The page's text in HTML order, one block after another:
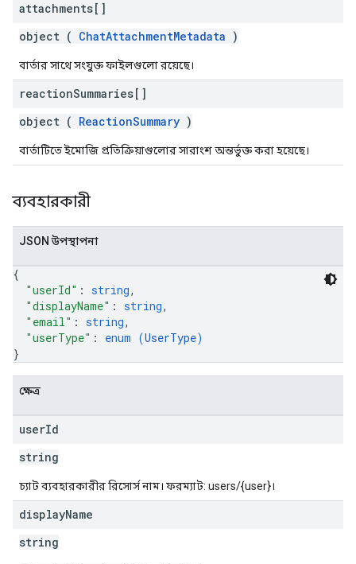
attachments[]
object ( ChatAttachmentMetadata )
বার্তার সাথে সংযুক্ত ফাইলগুলো রয়েছে।
reactionSummaries[]
object ( ReactionSummary )
বার্তাটিতে ইমোজি প্রতিক্রিয়াগুলোর সারাংশ অন্তর্ভুক্ত করা হয়েছে।
ব্যবহারকারী
JSON উপস্থাপনা
{
"userId" : string,
"displayName" : string,
"email" : string,
"userType" : enum (UserType)
}
ক্ষেত্র
userId
string
চ্যাট ব্যবহারকারীর রিসোর্স নাম। ফরম্যাট: users/{user}।
displayName
string